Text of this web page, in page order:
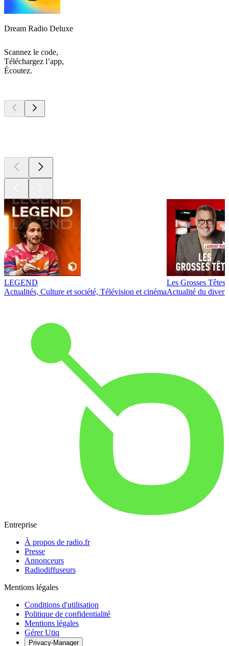
Dream Radio Deluxe
Scannez le code,
Téléchargez l’app,
Écoutez.
LEGEND
Actualités, Culture et société, Télévision et cinéma
Les Grosses Têtes
Actualité du
Entreprise
À propos de radio.fr
Presse
Annonceurs
Radiodiffuseurs
Mentions légales
Conditions d'utilisation
Politique de confidentialité
Mentions légales
Gérer Utiq
Privacy-Manager